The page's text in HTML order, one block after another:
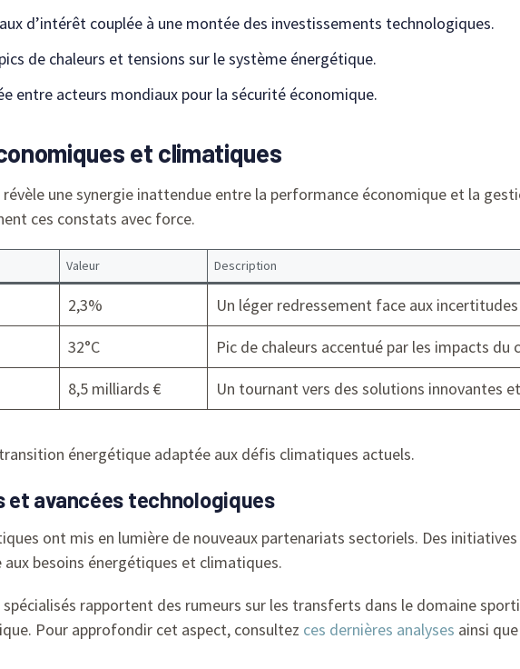
d’intérêt couplée à une montée des investissements technologiques.
de chaleurs et tensions sur le système énergétique.
entre acteurs mondiaux pour la sécurité économique.
et climatiques
une synergie inattendue entre la performance économique et la
ces constats avec force.
Valeur Description
2,3%
Un léger redressement face aux
32°C
Pic de chaleurs accentué par les impacts du
8,5 milliards € Un tournant vers des solutions innovantes
énergétique adaptée aux défis climatiques actuels.
avancées technologiques
ont mis en lumière de nouveaux partenariats sectoriels. Des
besoins énergétiques et climatiques.
rapportent des rumeurs sur les transferts dans le domaine
Pour approfondir cet aspect, consultez ces dernières analyses ainsi que